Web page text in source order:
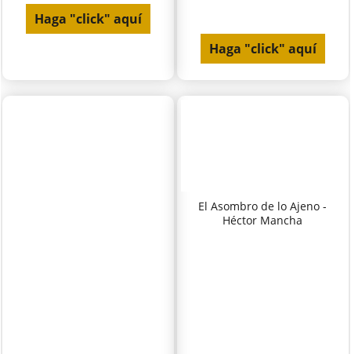
Haga "click" aquí
Haga "click" aquí
El Asombro de lo Ajeno -
Héctor Mancha